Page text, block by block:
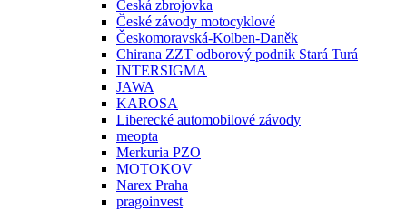
Česká zbrojovka
České závody motocyklové
Českomoravská-Kolben-Daněk
Chirana ZZT odborový podnik Stará Turá
INTERSIGMA
JAWA
KAROSA
Liberecké automobilové závody
meopta
Merkuria PZO
MOTOKOV
Narex Praha
pragoinvest